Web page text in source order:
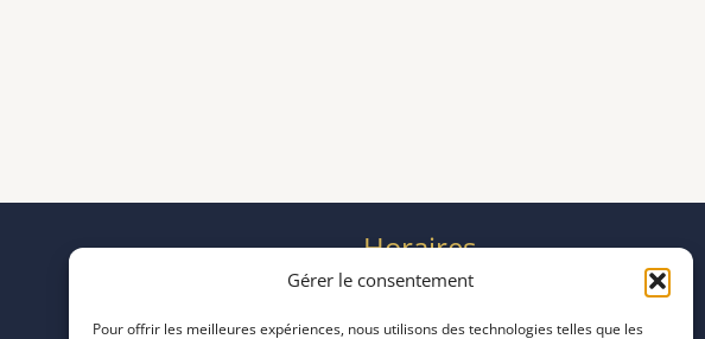
Gérer le consentement
Pour offrir les meilleures expériences, nous utilisons des technologies telles que les
Horaires
mardi 11:00–23:00